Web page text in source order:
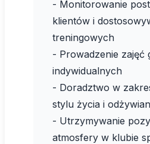
- Monitorowanie
klientów i
treningowych
- Prowadzenie zajęć
indywidualnych
- Doradztwo w
stylu życia i
- Utrzymywanie
atmosfery w klubie